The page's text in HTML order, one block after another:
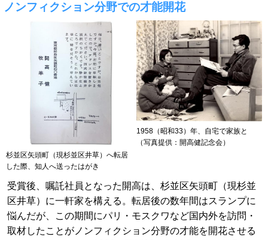
ノンフィクション分野での才能開花
受賞後、嘱託社員となった開高は、杉並区矢頭町（現杉並
区井草）に一軒家を構える。転居後の数年間はスランプに
悩んだが、この期間にパリ・モスクワなど国内外を訪問・
取材したことがノンフィクション分野の才能を開花させる
杉並区矢頭町（現杉並区井草）へ転居
した際、知人へ送ったはがき
1958（昭和33）年、自宅で家族と
（写真提供：開高健記念会）